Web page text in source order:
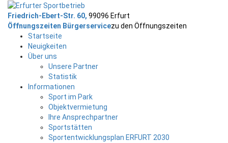
Friedrich-Ebert-Str. 60, 99096 Erfurt
Öffnungszeiten Bürgerservicezu den Öffnungszeiten
Startseite
Neuigkeiten
Über uns
Unsere Partner
Statistik
Informationen
Sport im Park
Objektvermietung
Ihre Ansprechpartner
Sportstätten
Sportentwicklungsplan ERFURT 2030